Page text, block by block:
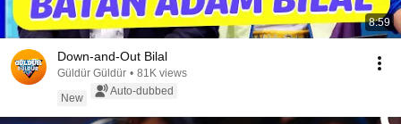
8:59
Down-and-Out Bilal
Güldür Güldür • 81K views
New
Auto-dubbed